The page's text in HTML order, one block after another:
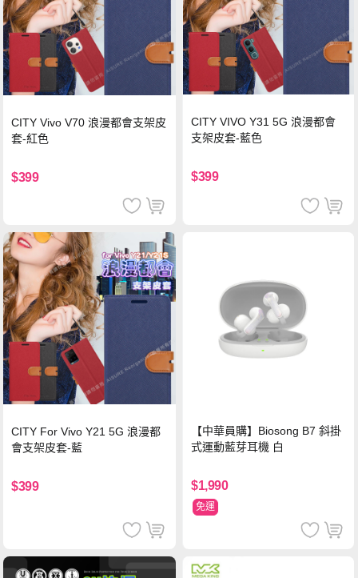
CITY Vivo V70 浪漫都會支架皮
套-紅色
$399
CITY VIVO Y31 5G 浪漫都會
支架皮套-藍色
$399
CITY For Vivo Y21 5G 浪漫都
會支架皮套-藍
$399
【中華員購】Biosong B7 斜掛
式運動藍芽耳機 白
$1,990
免運